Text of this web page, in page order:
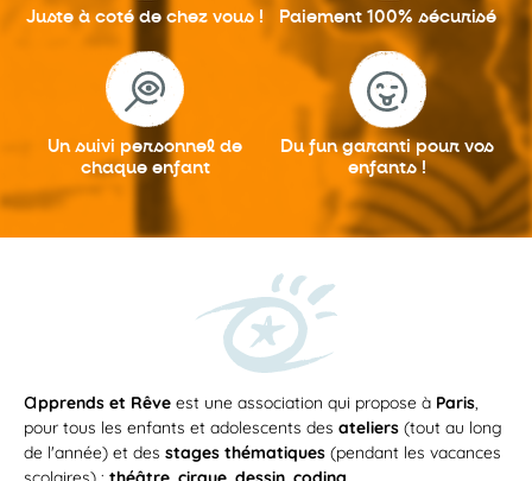
Juste à coté de chez vous ! Paiement 100% sécurisé
Un suivi personnel de
chaque enfant
Du fun garantipour vos
enfants !
apprends et Rêve est une association qui propose à Paris,
pour tous les enfants et adolescents des ateliers (tout au long
de l'année) et des stages thématiques (pendant les vacances